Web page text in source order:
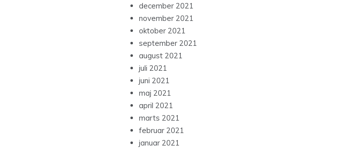
december 2021
november 2021
oktober 2021
september 2021
august 2021
juli 2021
juni 2021
maj 2021
april 2021
marts 2021
februar 2021
januar 2021